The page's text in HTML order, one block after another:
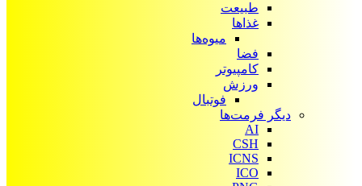
طبیعت
غذاها
میوه‌ها
فضا
کامپیوتر
ورزش
فوتبال
دیگر فرمت‌ها
AI
CSH
ICNS
ICO